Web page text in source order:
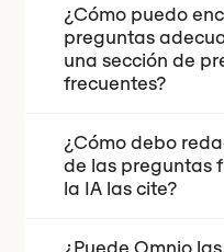
Un generador de
frecuentes
búsqueda con IA
preguntas reales
compradores
de IA, con
¿Cómo puedo
preguntas
una sección de
frecuentes?
Fíjate en lo que
realmente a la IA
de tu equipo de
¿Cómo debo
de las preguntas
la IA las cite?